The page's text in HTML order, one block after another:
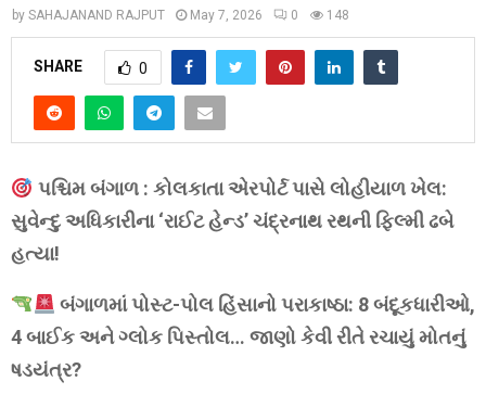
by SAHAJANAND RAJPUT May 7, 2026 0 148
SHARE 0
પશ્ચિમ બંગાળ : કોલકાતા એરપોર્ટ પાસે લોહીયાળ ખેલ:
સુવેન્દુ અધિકારીના ‘રાઈટ હેન્ડ’ ચંદ્રનાથ રથની ફિલ્મી ઢબે
હત્યા!
બંગાળમાં પોસ્ટ-પોલ હિંસાનો પરાકાષ્ઠા: 8 બંદૂકધારીઓ,
4 બાઈક અને ગ્લોક પિસ્તોલ… જાણો કેવી રીતે રચાયું મોતનું
ષડયંત્ર?